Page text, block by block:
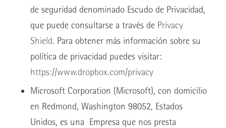
de seguridad denominado Escudo de Privacidad,
que puede consultarse a través de Privacy
Shield. Para obtener más información sobre su
política de privacidad puedes visitar:
https://www.dropbox.com/privacy
Microsoft Corporation (Microsoft), con domicilio
en Redmond, Washington 98052, Estados
Unidos, es una Empresa que nos presta